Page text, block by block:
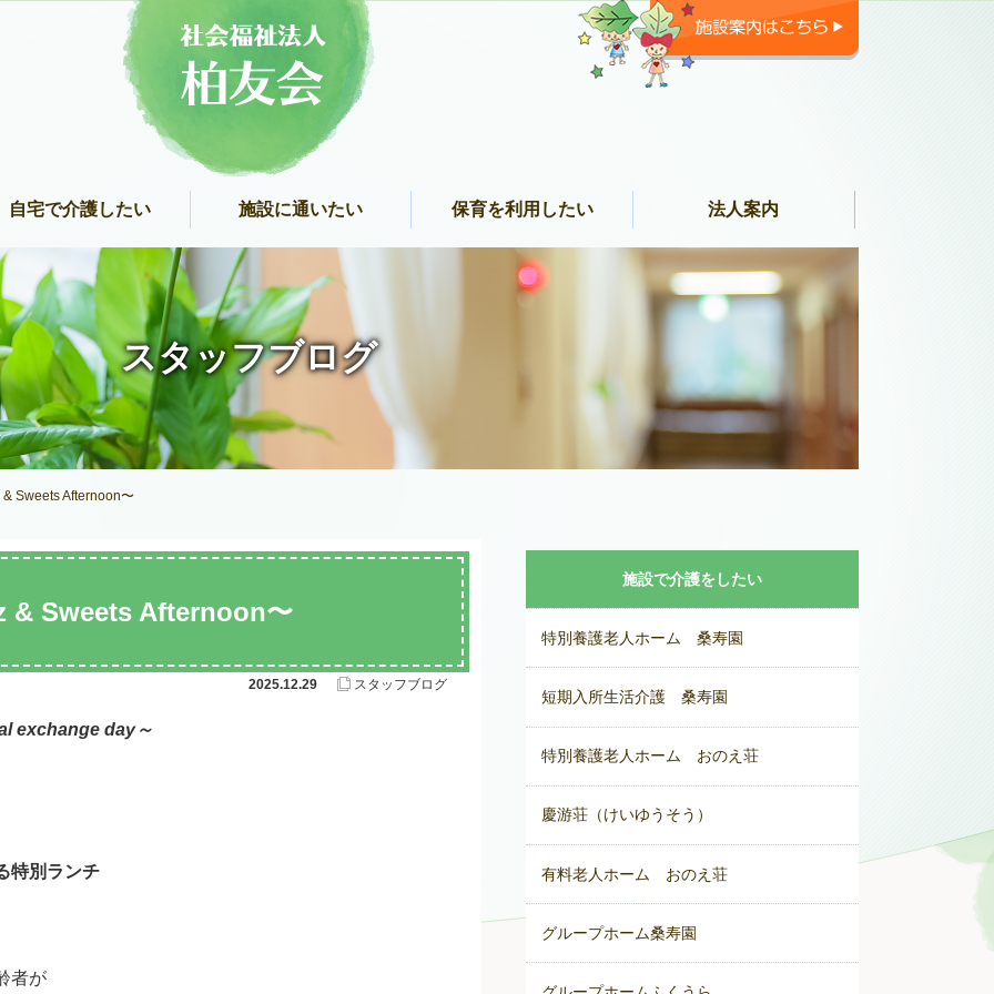
自宅で介護したい 施設に通いたい 保育を利用したい 法人案内
スタッフブログ
Sweets Afternoon〜
& Sweets Afternoon〜
2025.12.29 スタッフブログ
exchange day～
特別ランチ
者が
施設で介護をしたい
特別養護老人ホーム 桑寿園
短期入所生活介護 桑寿園
特別養護老人ホーム おのえ荘
慶游荘（けいゆうそう）
有料老人ホーム おのえ荘
グループホーム桑寿園